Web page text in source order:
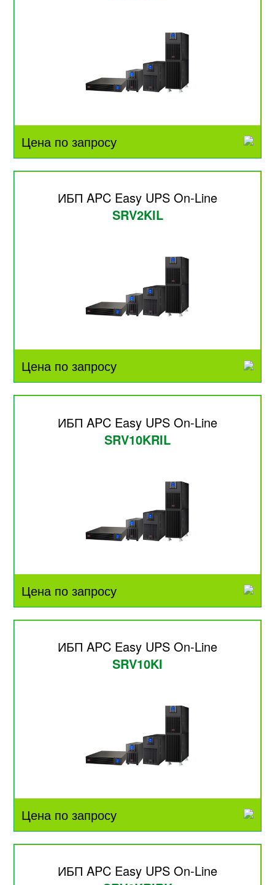
Цена по запросу
ИБП APC Easy UPS On-Line
SRV2KIL
Цена по запросу
ИБП APC Easy UPS On-Line
SRV10KRIL
Цена по запросу
ИБП APC Easy UPS On-Line
SRV10KI
Цена по запросу
ИБП APC Easy UPS On-Line